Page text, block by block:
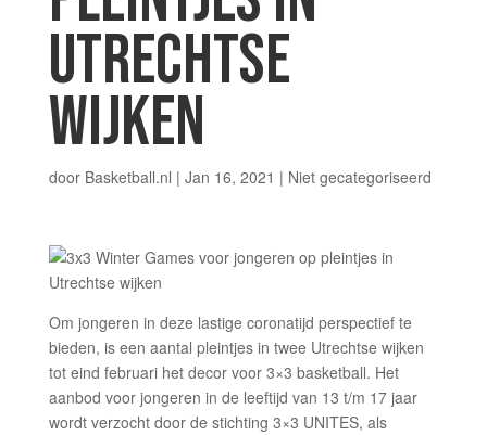
UTRECHTSE
WIJKEN
door Basketball.nl | Jan 16, 2021 | Niet gecategoriseerd
Om jongeren in deze lastige coronatijd perspectief te
bieden, is een aantal pleintjes in twee Utrechtse wijken
tot eind februari het decor voor 3×3 basketball. Het
aanbod voor jongeren in de leeftijd van 13 t/m 17 jaar
wordt verzocht door de stichting 3×3 UNITES, als